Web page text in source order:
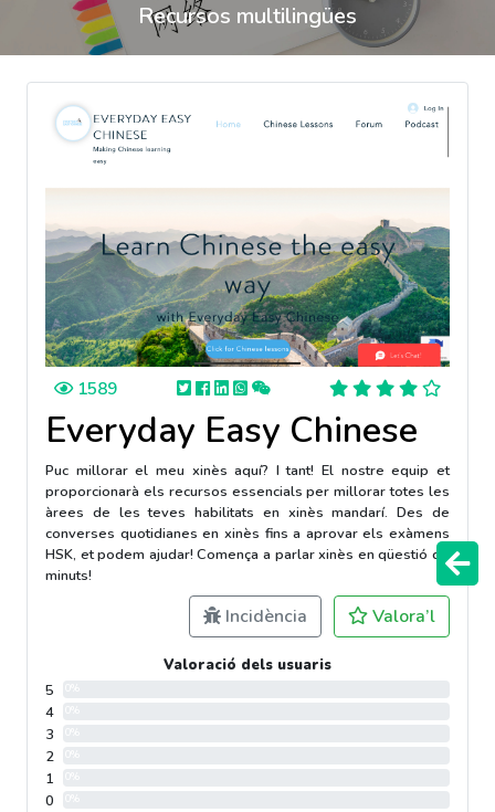
Recursos multilingües
1589
Everyday Easy Chinese
Puc millorar el meu xinès aquí? I tant! El nostre equip et
proporcionarà els recursos essencials per millorar totes les
àrees de les teves habilitats en xinès mandarí. Des de
converses quotidianes en xinès fins a aprovar els exàmens
HSK, et podem ajudar! Comença a parlar xinès en qüestió de
minuts!
Incidència Valora’l
Valoració dels usuaris
5
4
3
2
1
0